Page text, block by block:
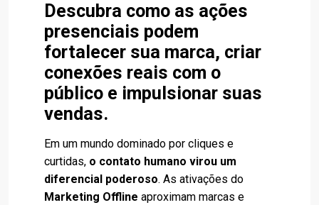
Descubra como as ações
presenciais podem
fortalecer sua marca, criar
conexões reais com o
público e impulsionar suas
vendas.
Em um mundo dominado por cliques e
curtidas, o contato humano virou um
diferencial poderoso. As ativações do
Marketing Offline aproximam marcas e